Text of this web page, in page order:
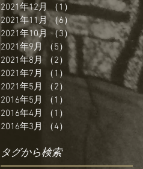
2021年12月
（1）1件の記事
2021年11月 （6）6件の記事
2021年10月 （3）3件の記事
2021年9月
（5） 5件の記事
2021年8月
（2）
2件の記事
2021年7月
（1）
1件の記事
2021年5月
（2）
2件の記事
2016年5月
（1）
2016年4月
（1）
2016年3月
（4）
タグから検索